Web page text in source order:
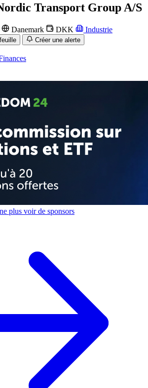
Transport Group A/S
Danemark DKK Industrie
Créer une alerte
plus voir de sponsors